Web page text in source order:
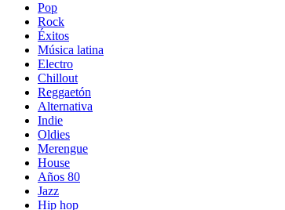
Pop
Rock
Éxitos
Música latina
Electro
Chillout
Reggaetón
Alternativa
Indie
Oldies
Merengue
House
Años 80
Jazz
Hip hop